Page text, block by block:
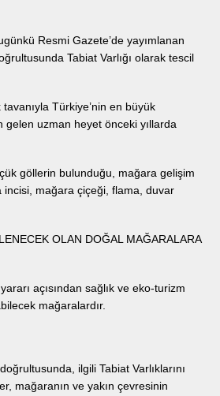
Resmi Gazete’de yayımlanan
Tabiat Varlığı olarak tescil
Türkiye’nin en büyük
gelen uzman heyet önceki yıllarda
göllerin bulunduğu, mağara gelişim
incisi, mağara çiçeği, flama, duvar
OLAN DOĞAL MAĞARALARA
açısından sağlık ve eko-turizm
mağaralardır.
ilgili Tabiat Varlıklarını
mağaranın ve yakın çevresinin